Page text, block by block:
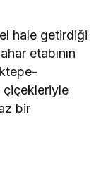
hale getirdiği
etabının
çiçekleriyle
bir